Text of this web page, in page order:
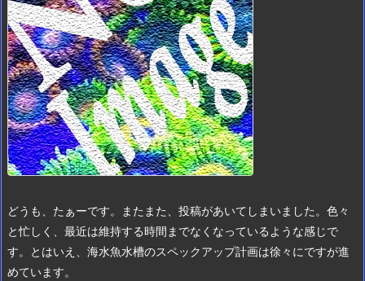
どうも、たぁーです。 またまた、投稿があいてしまいました。 色々
と忙しく、最近は維持する時間までなくなっているような感じで
す。 とはいえ、海水魚水槽のスペックアップ計画は徐々にですが進
めています。